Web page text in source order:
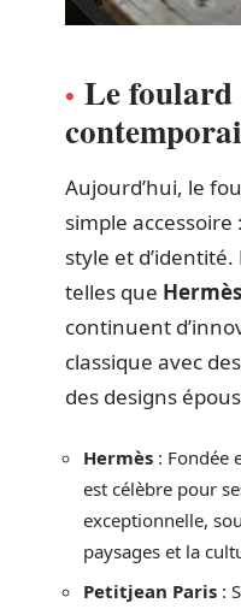
Le foulard
Aujourd’hui, le
simple accessoire
style et
telles que Hermès
continuent
classique avec
des designs
Hermès : Fondée
est célèbre pour
exceptionnelle,
paysages et la
Petitjean Paris :